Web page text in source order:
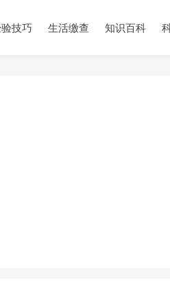
技巧 生活缴查 知识百科